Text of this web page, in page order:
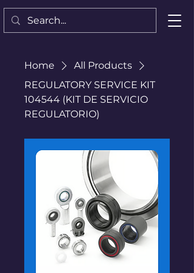
Home
All Products
REGULATORY SERVICE KIT
104544 (KIT DE SERVICIO
REGULATORIO)